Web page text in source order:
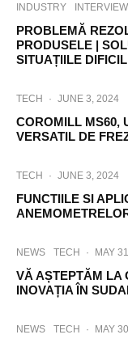
INDUSTRY INTERVIEW
PROBLEMĂ
PRODUSELE |
SITUAȚIILE
TECH · JUNE 3, 2024
COROMILL MS60,
VERSATIL DE
TECH · JUNE 3, 2024
FUNCTIILE SI
NEWS TECH · MAY
VĂ AȘTEPTĂM LA
INOVAȚIA ÎN
NEWS TECH · MAY